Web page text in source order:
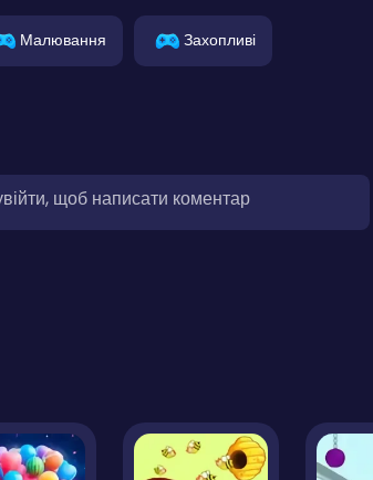
Малювання Захопливі
щоб написати коментар